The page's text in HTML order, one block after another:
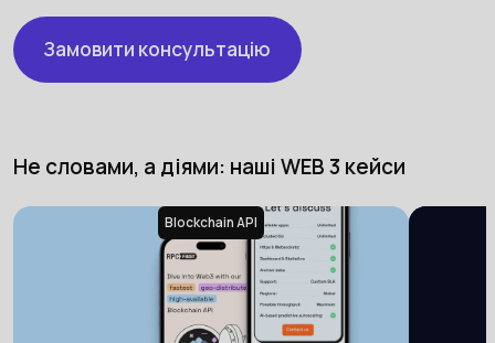
Замовити консультацію
Не словами, а діями: наші WEB 3 кейси
Blockchain API